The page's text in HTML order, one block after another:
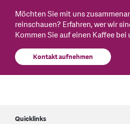
Möchten Sie mit uns
reinschauen? Erfahren, wer wir
Kommen Sie auf einen Kaffee bei
Kontakt aufnehmen
Quicklinks